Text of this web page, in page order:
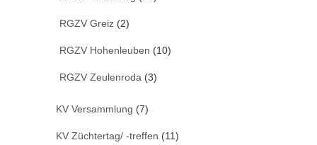
RGZV Greiz (2)
RGZV Hohenleuben (10)
RGZV Zeulenroda (3)
KV Versammlung (7)
KV Züchtertag/ -treffen (11)